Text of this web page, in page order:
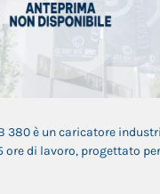
380 è un caricatore
ore di lavoro, progettato per